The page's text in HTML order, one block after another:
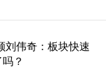
刘伟奇：板块快速
？